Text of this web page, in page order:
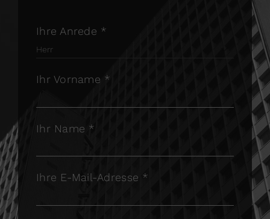
Ihre Anrede *
Ihr Vorname *
Ihr Name *
Ihre E-Mail-Adresse *